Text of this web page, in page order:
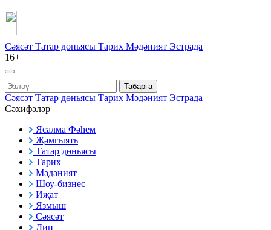
Сәясәт Татар дөньясы Тарих Мәдәният Эстрада
16+
Табарга
Сәясәт Татар дөньясы Тарих Мәдәният Эстрада
Сәхифәләр
Ясалма Фәһем
Җәмгыять
Татар дөньясы
Тарих
Мәдәният
Шоу-бизнес
Иҗат
Язмыш
Сәясәт
Дин